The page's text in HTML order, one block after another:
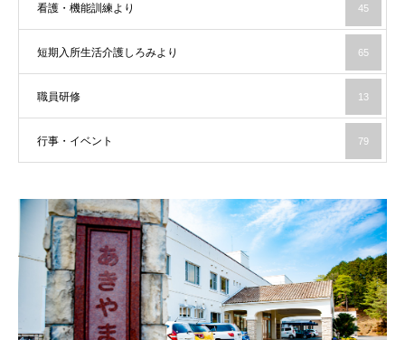
看護・機能訓練より 45
短期入所生活介護しろみより 65
職員研修 13
行事・イベント 79